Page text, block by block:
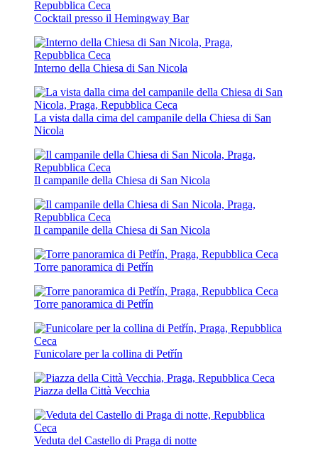
Cocktail presso il Hemingway Bar
Interno della Chiesa di San Nicola
La vista dalla cima del campanile della Chiesa di San
Nicola
Il campanile della Chiesa di San Nicola
Il campanile della Chiesa di San Nicola
Torre panoramica di Petřín
Torre panoramica di Petřín
Funicolare per la collina di Petřín
Piazza della Città Vecchia
Veduta del Castello di Praga di notte